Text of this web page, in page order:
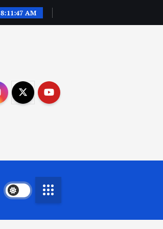
8:11:48 AM